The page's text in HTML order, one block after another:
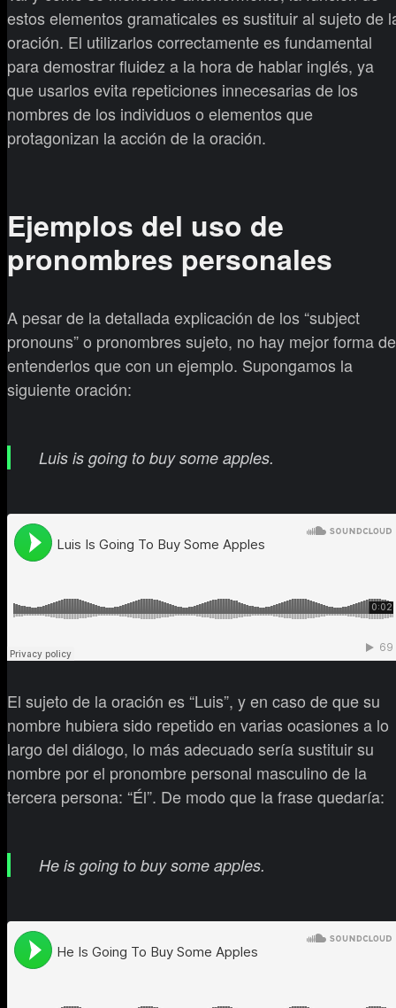
estos elementos gramaticales es sustituir al sujeto de
oración. El utilizarlos correctamente es fundamental
para demostrar fluidez a la hora de hablar inglés, ya
que usarlos evita repeticiones innecesarias de los
nombres de los individuos o elementos que
protagonizan la acción de la oración.
Ejemplos del uso de
pronombres personales
A pesar de la detallada explicación de los “subject
pronouns” o pronombres sujeto, no hay mejor forma de
entenderlos que con un ejemplo. Supongamos la
siguiente oración:
Luis is going to buy some apples.
El sujeto de la oración es “Luis”, y en caso de que su
nombre hubiera sido repetido en varias ocasiones a lo
largo del diálogo, lo más adecuado sería sustituir su
nombre por el pronombre personal masculino de la
tercera persona: “Él”. De modo que la frase quedaría:
He is going to buy some apples.